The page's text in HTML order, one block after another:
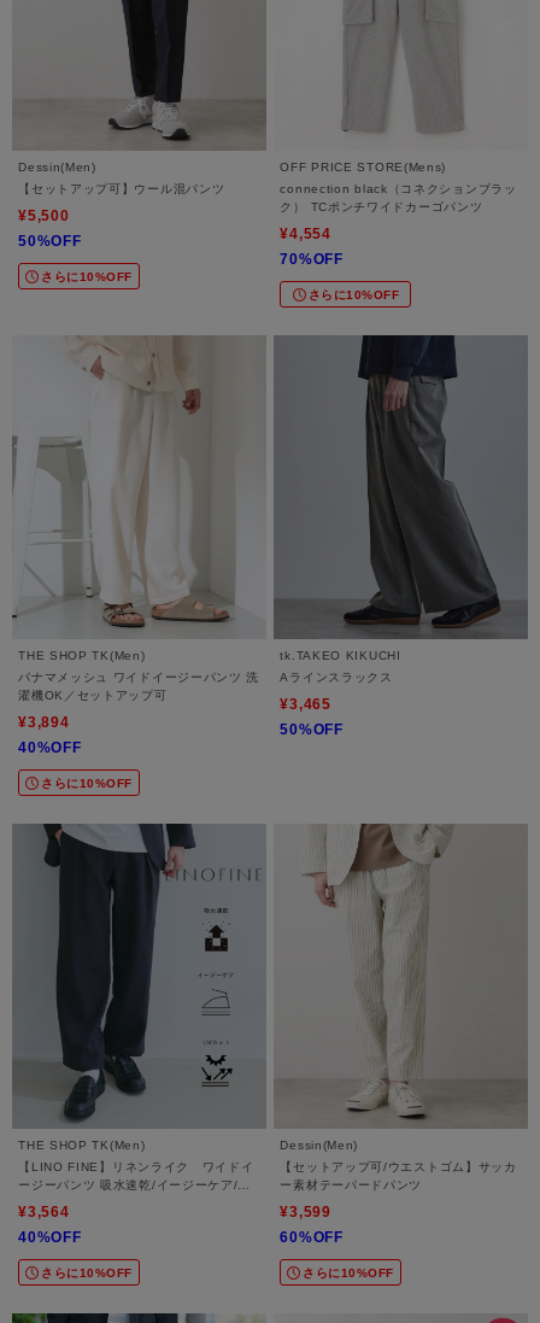
Dessin(Men)
【セットアップ可】ウール混パンツ
¥5,500
50%OFF
さらに10%OFF
OFF PRICE STORE(Mens)
connection black（コネクションブラッ
ク） TCポンチワイドカーゴパンツ
¥4,554
70%OFF
さらに10%OFF
THE SHOP TK(Men)
パナマメッシュ ワイドイージーパンツ 洗
濯機OK／セットアップ可
¥3,894
40%OFF
さらに10%OFF
tk.TAKEO KIKUCHI
Aラインスラックス
¥3,465
50%OFF
THE SHOP TK(Men)
【LINO FINE】リネンライク ワイドイ
ージーパンツ 吸水速乾/イージーケア/UV
¥3,564
40%OFF
さらに10%OFF
Dessin(Men)
【セットアップ可/ウエストゴム】サッカ
ー素材テーパードパンツ
¥3,599
60%OFF
さらに10%OFF